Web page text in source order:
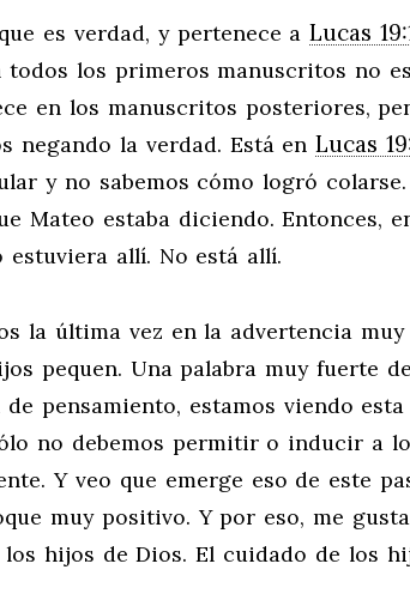
es verdad, y pertenece aLucas
todos los primeros manuscritos no
en los manuscritos posteriores,
negando la verdad. Está enLucas
y no sabemos cómo logró
Mateo estaba diciendo. Entonces,
allí. No está allí.
la última vez en la advertencia
pequen. Una palabra muy fuerte
pensamiento, estamos viendo
no debemos permitir o inducir a
Y veo que emerge eso de este
muy positivo. Y por eso, me
hijos de Dios. El cuidado de los